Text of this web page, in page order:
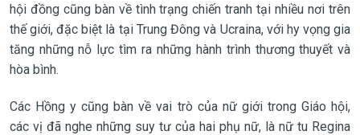
hội đồng cũng bàn về tình trạng chiến tranh tại nhiều nơi trên
thế giới, đặc biệt là tại Trung Đông và Ucraina, với hy vọng gia
tăng những nỗ lực tìm ra những hành trình thương thuyết và
hòa bình.
Các Hồng y cũng bàn về vai trò của nữ giới trong Giáo hội,
các vị đã nghe những suy tư của hai phụ nữ, là nữ tu Regina